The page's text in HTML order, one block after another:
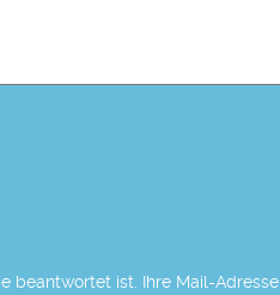
beantwortet ist. Ihre Mail-Adresse